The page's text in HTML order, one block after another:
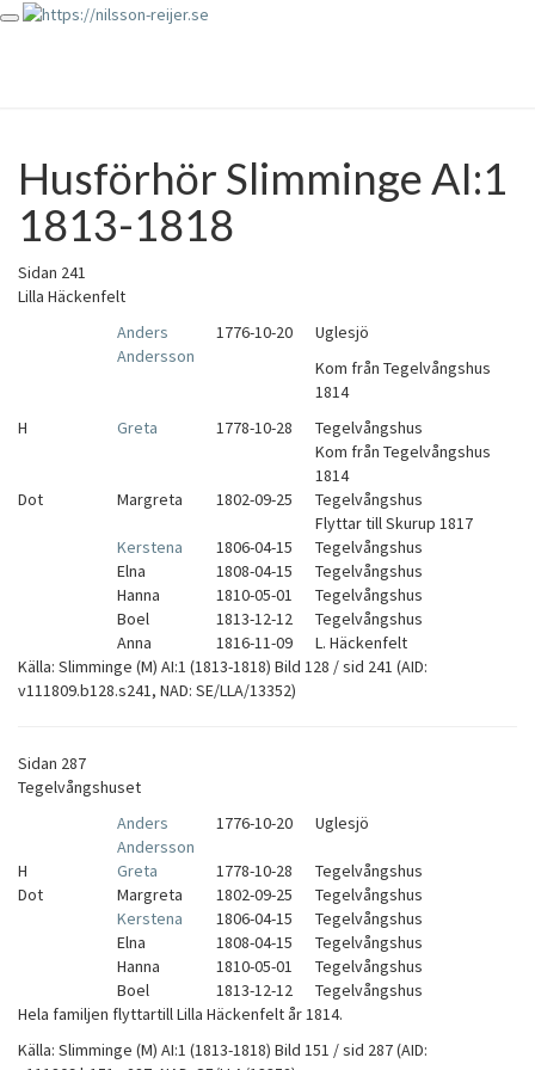
Toggle
Husförhör
Slimminge
AI:1
1813-
1818
Husförhör Slimminge AI:1
1813-1818
Sidan 241
Lilla Häckenfelt
Anders
Andersson
1776-10-20
Uglesjö
Kom från Tegelvångshus
1814
H
Greta 1778-10-28
Tegelvångshus
Kom från Tegelvångshus
1814
Dot
Margreta 1802-09-25
Tegelvångshus
Flyttar till Skurup 1817
Kerstena
1806-04-15
Tegelvångshus
Elna
1808-04-15
Tegelvångshus
Hanna
1810-05-01
Tegelvångshus
Boel
1813-12-12
Tegelvångshus
Anna
1816-11-09
L. Häckenfelt
Källa: Slimminge (M) AI:1 (1813-1818) Bild 128 / sid 241 (AID:
v111809.b128.s241, NAD: SE/LLA/13352)
Sidan 287
Tegelvångshuset
Anders
Andersson
1776-10-20 Uglesjö
H Greta 1778-10-28
Tegelvångshus
Dot
Margreta 1802-09-25
Tegelvångshus
Kerstena
1806-04-15
Tegelvångshus
Elna
1808-04-15
Tegelvångshus
Hanna
1810-05-01
Tegelvångshus
Boel
1813-12-12
Tegelvångshus
Hela familjen flyttartill Lilla Häckenfelt år 1814.
Källa: Slimminge (M) AI:1 (1813-1818) Bild 151 / sid 287 (AID: